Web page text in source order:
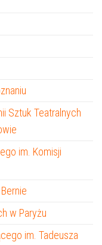
Sztuk Teatralnych
im. Komisji
w Paryżu
im. Tadeusza